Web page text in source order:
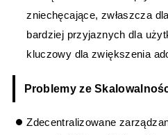
zniechęcające, zwłaszcza
bardziej przyjaznych dla
kluczowy dla zwiększenia
Problemy ze
Zdecentralizowane